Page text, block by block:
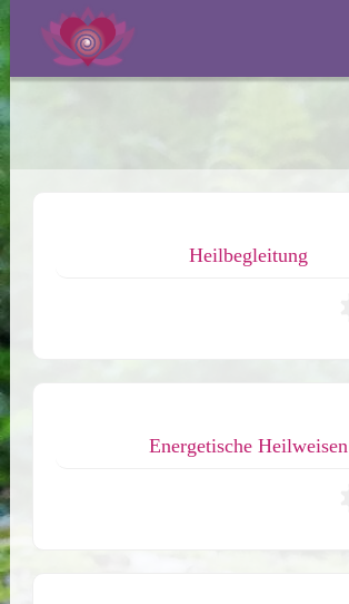
Heilbegleitung
Energetische Heilweisen